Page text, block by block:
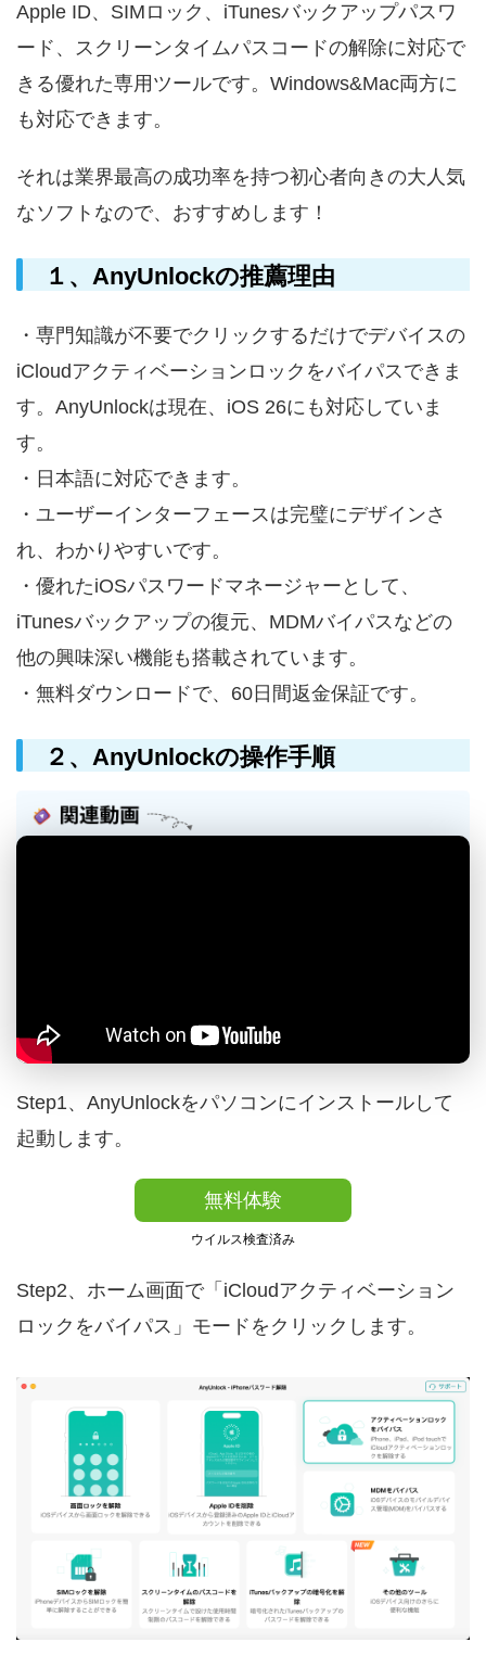
Apple ID、SIMロック、iTunesバックアップパスワ
ード、スクリーンタイムパスコードの解除に対応で
きる優れた専用ツールです。Windows&Mac両方に
も対応できます。
それは業界最高の成功率を持つ初心者向きの大人気
なソフトなので、おすすめします！
１、AnyUnlockの推薦理由
・専門知識が不要でクリックするだけでデバイスの
iCloudアクティベーションロックをバイパスできま
す。AnyUnlockは現在、iOS 26にも対応していま
す。
・日本語に対応できます。
・ユーザーインターフェースは完璧にデザインさ
れ、わかりやすいです。
・優れたiOSパスワードマネージャーとして、
iTunesバックアップの復元、MDMバイパスなどの
他の興味深い機能も搭載されています。
・無料ダウンロードで、60日間返金保証です。
２、AnyUnlockの操作手順
Step1、AnyUnlockをパソコンにインストールして
起動します。
無料体験
ウイルス検査済み
Step2、ホーム画面で「iCloudアクティベーション
ロックをバイパス」モードをクリックします。